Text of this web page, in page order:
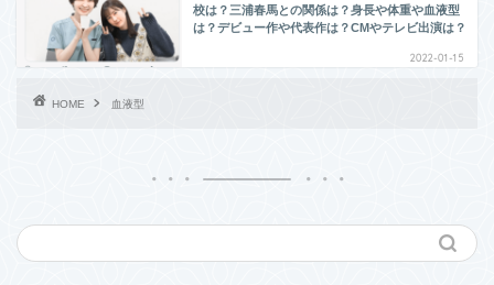
校は？三浦春馬との関係は？身長や体重や血液型
は？デビュー作や代表作は？CMやテレビ出演は？
2022-01-15
HOME 血液型